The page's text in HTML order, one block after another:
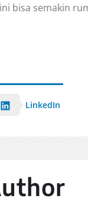
bisa semakin
LinkedIn